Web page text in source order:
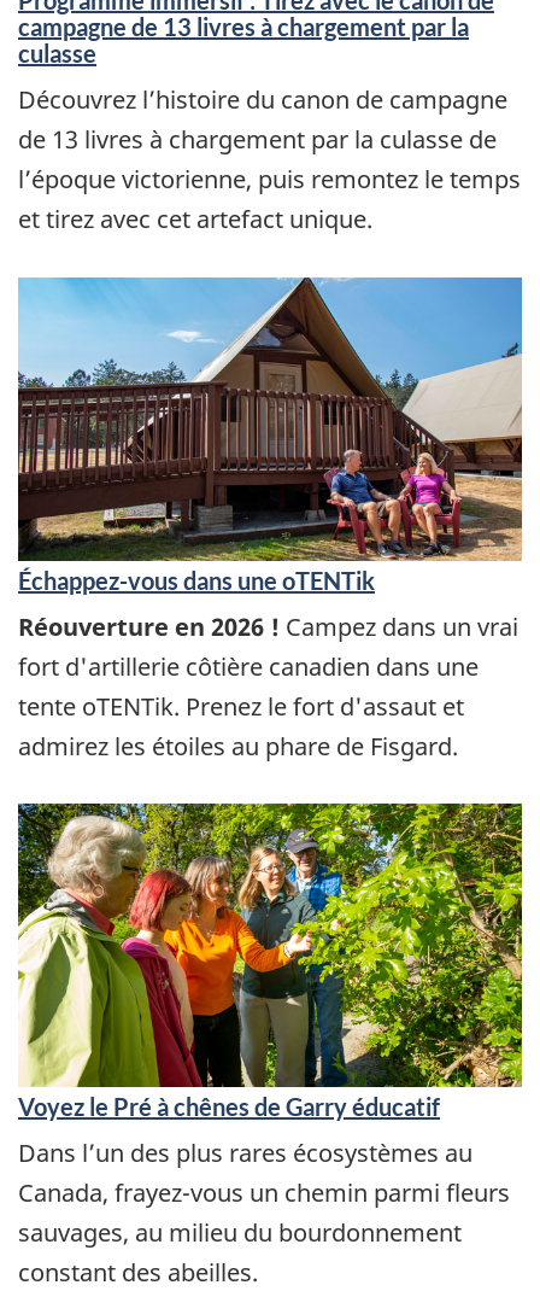
campagne de 13 livres à chargement par la
culasse
Découvrez l’histoire du canon de campagne
de 13 livres à chargement par la culasse de
l’époque victorienne, puis remontez le temps
et tirez avec cet artefact unique.
Échappez-vous dans une oTENTik
Réouverture en 2026 ! Campez dans un vrai
fort d'artillerie côtière canadien dans une
tente oTENTik. Prenez le fort d'assaut et
admirez les étoiles au phare de Fisgard.
Voyez le Pré à chênes de Garry éducatif
Dans l’un des plus rares écosystèmes au
Canada, frayez-vous un chemin parmi fleurs
sauvages, au milieu du bourdonnement
constant des abeilles.